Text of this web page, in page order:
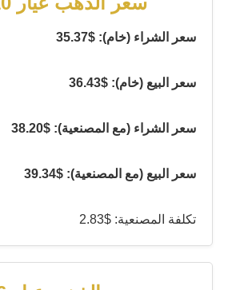
سعر الشراء (خام): $35.37
سعر البيع (خام): $36.43
سعر الشراء (مع المصنعية): $38.20
سعر البيع (مع المصنعية): $39.34
تكلفة المصنعية: $2.83